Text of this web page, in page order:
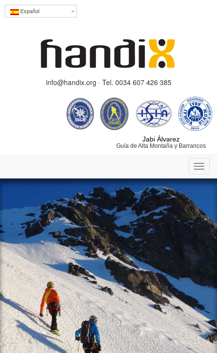
Español
info@handix.org · Tel. 0034 607 426 385
Jabi Álvarez
Guía de Alta Montaña y Barrancos